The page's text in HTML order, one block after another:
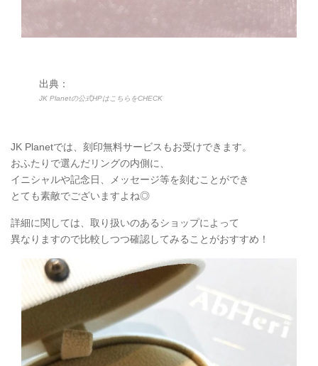
出典：
JK Planetの公式HPはこちらをCHECK
JK Planetでは、刻印無料サービスもお受けできます。
おふたりで選んだリングの内側に、
イニシャルや記念日、メッセージ等を刻むことができ
とても素敵でございますよね◎
詳細に関しては、取り扱いのあるショップによって
異なりますので比較しつつ確認してみることがおすすめ！